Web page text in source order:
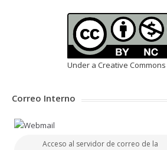
Under a Creative Commons
Correo Interno
Acceso al servidor de correo de la